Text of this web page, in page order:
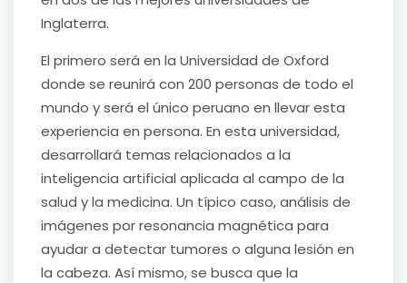
Inglaterra.
El primero será en la Universidad de Oxford
donde se reunirá con 200 personas de todo el
mundo y será el único peruano en llevar esta
experiencia en persona. En esta universidad,
desarrollará temas relacionados a la
inteligencia artificial aplicada al campo de la
salud y la medicina. Un típico caso, análisis de
imágenes por resonancia magnética para
ayudar a detectar tumores o alguna lesión en
la cabeza. Así mismo, se busca que la